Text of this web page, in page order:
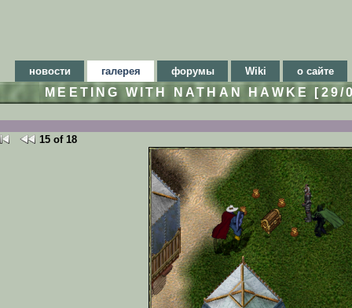
новости галерея форумы Wiki о сайте
MEETING WITH NATHAN HAWKE
15 of 18